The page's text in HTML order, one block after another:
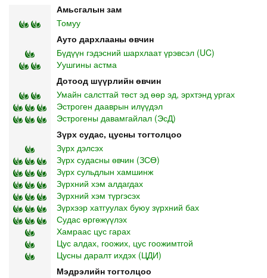
Амьсгалын зам
Томуу
Ауто дархлааны өвчин
Бүдүүн гэдэсний шархлаат үрэвсэл (UC)
Уушгины астма
Дотоод шүүрлийн өвчин
Умайн салсттай төст эд өөр эд, эрхтэнд ургах
Эстроген дааврын илүүдэл
Эстрогены давамгайлал (ЭсД)
Зүрх судас, цусны тогтолцоо
Зүрх дэлсэх
Зүрх судасны өвчин (ЗСӨ)
Зүрх сульдлын хамшинж
Зүрхний хэм алдагдах
Зүрхний хэм түргэсэх
Зүрхээр хатгуулах буюу зүрхний бах
Судас өргөжүүлэх
Хамраас цус гарах
Цус алдах, гоожих, цус гоожимтгой
Цусны даралт ихдэх (ЦДИ)
Мэдрэлийн тогтолцоо